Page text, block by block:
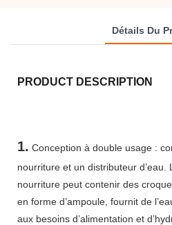
Détails Du
PRODUCT DESCRIPTION
1. Conception à double usage :
nourriture et un distributeur d’eau.
nourriture peut contenir des
en forme d’ampoule, fournit de
aux besoins d’alimentation et